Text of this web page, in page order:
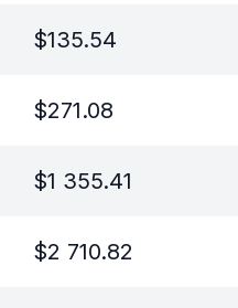
$135.54
$271.08
$1 355.41
$2 710.82